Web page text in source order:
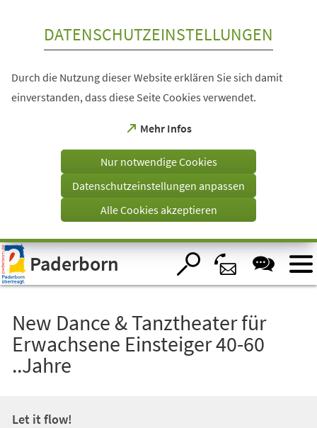
Visuelle
Assistenzsoftware
öffnen.
DATENSCHUTZEINSTELLUNGEN
Durch die Nutzung dieser Website erklären Sie sich damit
einverstanden, dass diese Seite Cookies verwendet.
Mehr Infos
(Öffnet
einem
Tab)
Nur notwendige Cookies
Datenschutzeinstellungen anpassen
Alle Cookies akzeptieren
Paderborn
New Dance & Tanztheater für
Erwachsene Einsteiger 40-60
..Jahre
Let it flow!